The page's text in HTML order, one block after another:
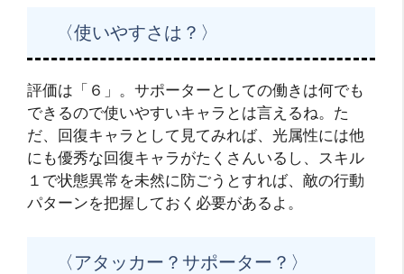
〈使いやすさは？〉
評価は「６」。サポーターとしての働きは何でも
できるので使いやすいキャラとは言えるね。た
だ、回復キャラとして見てみれば、光属性には他
にも優秀な回復キャラがたくさんいるし、スキル
１で状態異常を未然に防ごうとすれば、敵の行動
パターンを把握しておく必要があるよ。
〈アタッカー？サポーター？〉